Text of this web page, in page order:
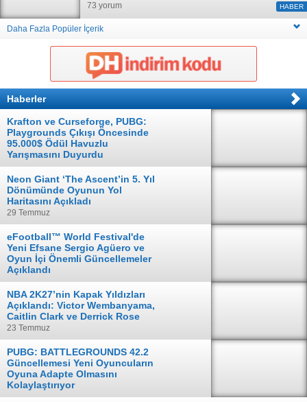
73 yorum HABER
Daha Fazla Popüler İçerik
Haberler
Krafton ve Curseforge, PUBG:
Playgrounds Çıkışı Öncesinde
95.000$ Ödül Havuzlu
Yarışmasını Duyurdu
04 Ağustos
Neon Giant ‘The Ascent’in 5. Yıl
Dönümünde Oyunun Yol
Haritasını Açıkladı
29 Temmuz
eFootball™ World Festival'de
Yeni Efsane Sergio Agüero ve
Oyun İçi Önemli Güncellemeler
Açıklandı
28 Temmuz
NBA 2K27’nin Kapak Yıldızları
Açıklandı: Victor Wembanyama,
Caitlin Clark ve Derrick Rose
23 Temmuz
PUBG: BATTLEGROUNDS 42.2
Güncellemesi Yeni Oyuncuların
Oyuna Adapte Olmasını
Kolaylaştırıyor
16 Temmuz